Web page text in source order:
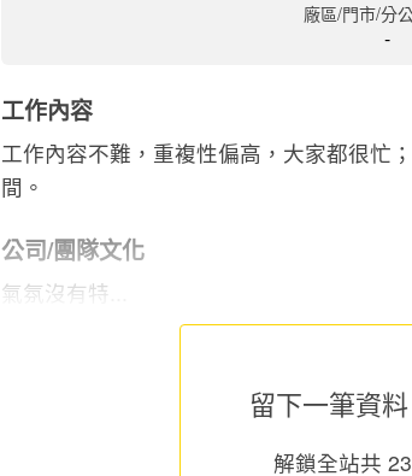
廠區/門市/分
-
工作內容
工作內容不難，重複性偏高，大家都很忙
間。
公司/團隊文化
氣氛沒有特...
留下一筆資
解鎖全站共